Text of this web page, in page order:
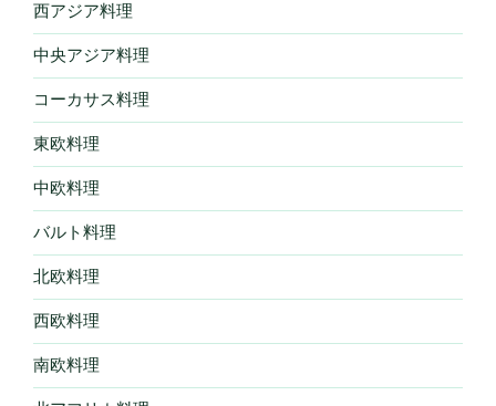
西アジア料理
中央アジア料理
コーカサス料理
東欧料理
中欧料理
バルト料理
北欧料理
西欧料理
南欧料理